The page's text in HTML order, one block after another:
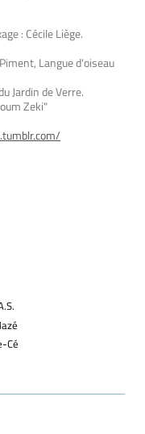
: Cécile Liège.
Langue d'oiseau
Jardin de Verre.
Zeki"
Cé